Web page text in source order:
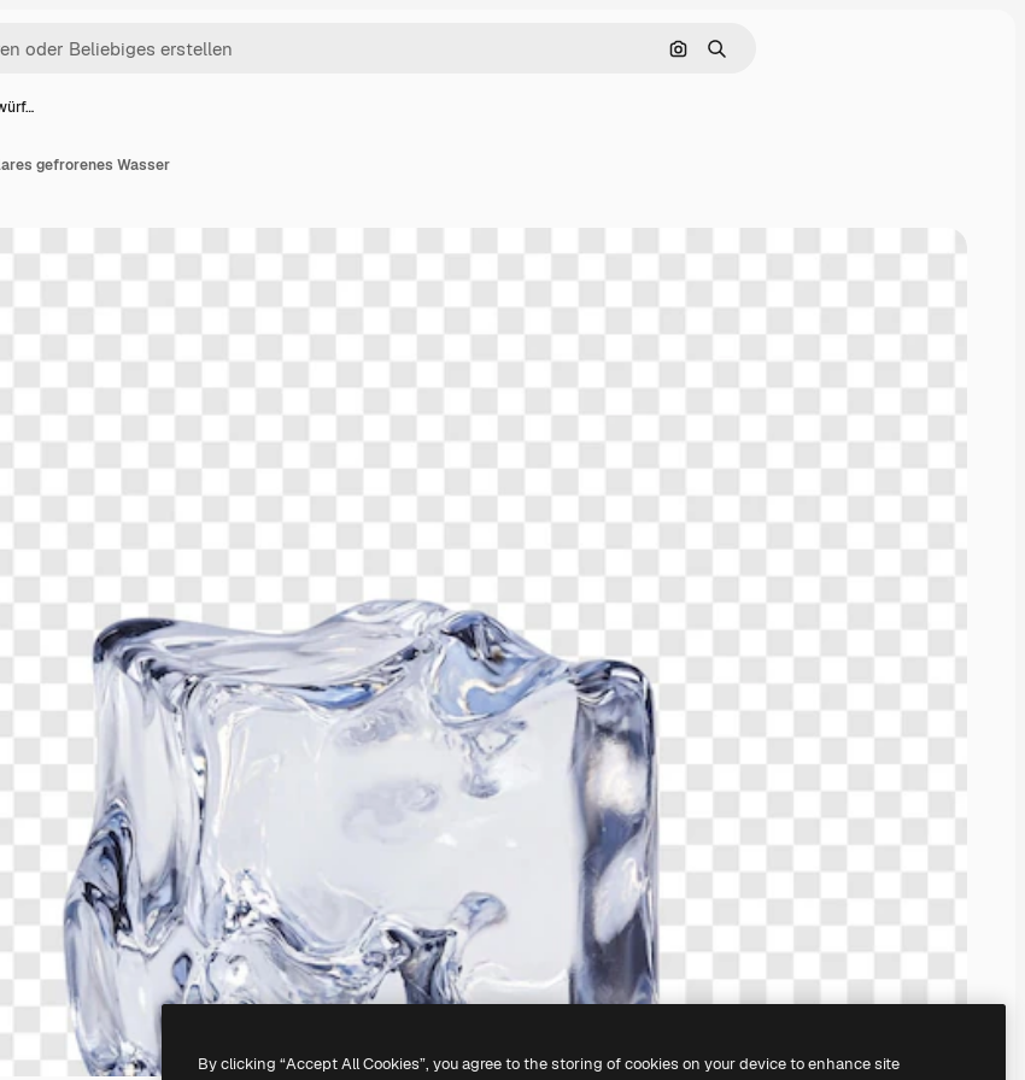
Nach Bild suchen
Suchen
gefrorenes Wasser
By clicking “Accept All Cookies”, you agree to the storing of cookies on your device to enhance site